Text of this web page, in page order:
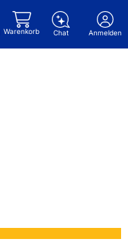
Warenkorb Chat Anmelden